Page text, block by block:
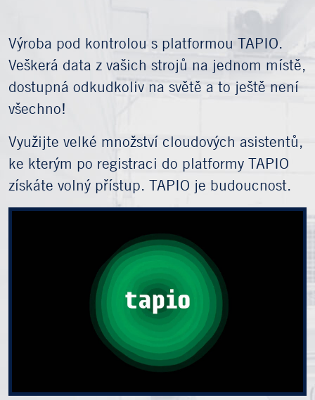
Výroba pod kontrolou s platformou TAPIO.
Veškerá data z vašich strojů na jednom místě,
dostupná odkudkoliv na světě a to ještě není
všechno!
Využijte velké množství cloudových asistentů,
ke kterým po registraci do platformy TAPIO
získáte volný přístup. TAPIO je budoucnost.